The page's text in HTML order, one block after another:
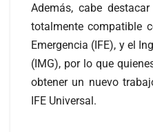
Además, cabe
totalmente compatible
Emergencia (IFE), y el
(IMG), por lo que
obtener un nuevo
IFE Universal.